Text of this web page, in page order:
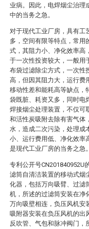
业病。因此，电焊烟尘治理
中的当务之急。
对于现代工业厂房，具有工
多，空间有限等特点，常用
式，其阻力小、净化效率高
于一次性投资较大，一般用
布袋过滤除尘方式，一次性
高，但因其阻力大，运行费
移动性差和能耗高等缺点，
袋既脏、耗资又多，同时电
焊接烟尘处理装置，不仅可
和活性炭吸附去除有害气体
水，造成二次污染，处理成
小、运行费用低、净化效率
是现代工业厂房的当务之急。
专利公开号CN201840952U
滤筒自清洁装置的移动式烟
化器，包括万向吸臂、过滤
机，所述的过滤筒安装在净
万向吸壁相连，负压风机安
吸附器安装在负压风机的出
反吹管、气包和脉冲阀门，